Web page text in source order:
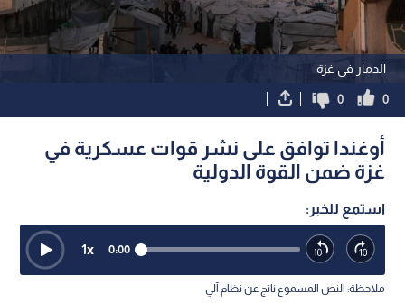
الدمار في غزة
0
0
أوغندا توافق على نشر قوات عسكرية في
غزة ضمن القوة الدولية
استمع للخبر:
0:00
1x
ملاحظة: النص المسموع ناتج عن نظام آلي